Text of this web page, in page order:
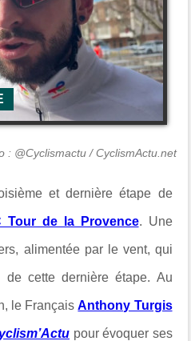
: @Cyclismactu / CyclismActu.net
et dernière étape de
Tour de la Provence. Une
alimentée par le vent, qui
cette dernière étape. Au
le FrançaisAnthony Turgis
pour évoquer ses